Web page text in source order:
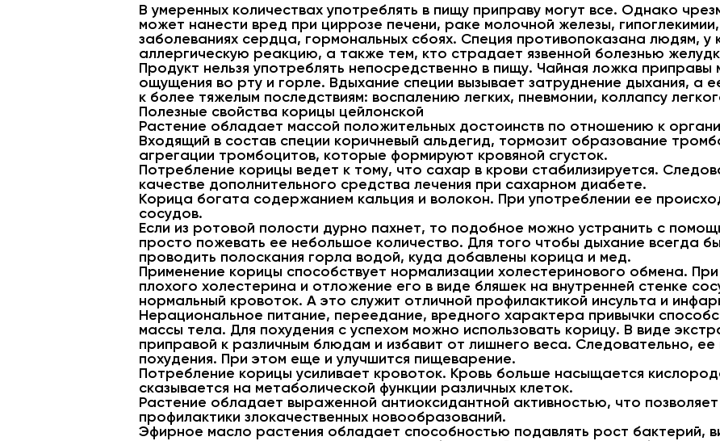
В умеренных количествах употреблять в пищу приправу могут все. Однако
может нанести вред при циррозе печени, раке молочной железы,
заболеваниях сердца, гормональных сбоях. Специя противопоказана людям, у
аллергическую реакцию, а также тем, кто страдает язвенной болезнью
Продукт нельзя употреблять непосредственно в пищу. Чайная ложка приправы
ощущения во рту и горле. Вдыхание специи вызывает затруднение дыхания, а
к более тяжелым последствиям: воспалению легких, пневмонии, коллапсу
Полезные свойства корицы цейлонской
Растение обладает массой положительных достоинств по отношению к
Входящий в состав специи коричневый альдегид, тормозит образование
агрегации тромбоцитов, которые формируют кровяной сгусток.
Потребление корицы ведет к тому, что сахар в крови стабилизируется.
качестве дополнительного средства лечения при сахарном диабете.
Корица богата содержанием кальция и волокон. При употреблении ее
сосудов.
Если из ротовой полости дурно пахнет, то подобное можно устранить с
просто пожевать ее небольшое количество. Для того чтобы дыхание всегда
проводить полоскания горла водой, куда добавлены корица и мед.
Применение корицы способствует нормализации холестеринового обмена.
плохого холестерина и отложение его в виде бляшек на внутренней стенке
нормальный кровоток. А это служит отличной профилактикой инсульта и
Нерациональное питание, переедание, вредного характера привычки
массы тела. Для похудения с успехом можно использовать корицу. В виде
приправой к различным блюдам и избавит от лишнего веса. Следовательно,
похудения. При этом еще и улучшится пищеварение.
Потребление корицы усиливает кровоток. Кровь больше насыщается
сказывается на метаболической функции различных клеток.
Растение обладает выраженной антиоксидантной активностью, что позволяет
профилактики злокачественных новообразований.
Эфирное масло растения обладает способностью подавлять рост бактерий,